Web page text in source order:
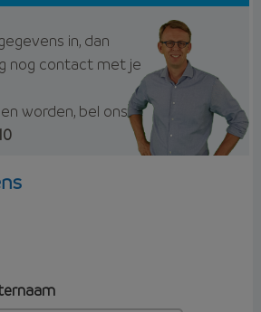
in, dan
nog contact met je
worden, bel ons